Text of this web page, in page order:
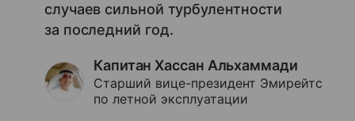
случаев сильной турбулентности
за последний год.
Капитан Хассан Альхаммади
Старший вице-президент Эмирейтс
по летной эксплуатации